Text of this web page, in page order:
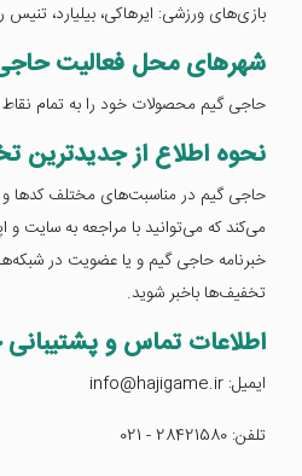
بازی‌های ورزشی: ایرهاکی، بیلیارد،
شهرهای محل فعالیت
حاجی گیم محصولات خود را به تمام نقاط
نحوه اطلاع از
حاجی گیم در مناسبت‌های مختلف کدها و
می‌کند که می‌توانید با مراجعه به سایت
خبرنامه حاجی گیم و یا عضویت در
تخفیف‌ها باخبر شوید.
اطلاعات تماس و
ایمیل: info@hajigame.ir
تلفن: 28421580 - 021